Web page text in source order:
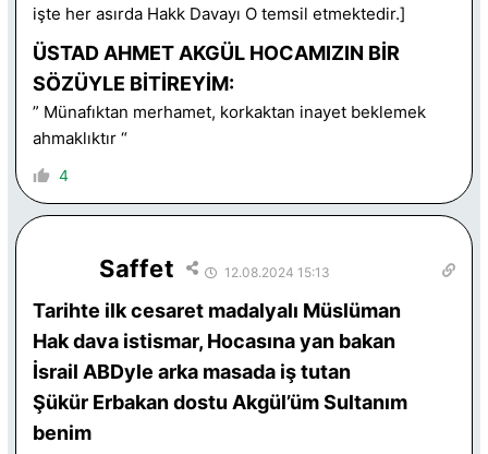
işte her asırda Hakk Davayı O temsil etmektedir.]
ÜSTAD AHMET AKGÜL HOCAMIZIN BİR
SÖZÜYLE BİTİREYİM:
” Münafıktan merhamet, korkaktan inayet beklemek
ahmaklıktır “
4
Saffet 12.08.2024 15:13
Tarihte ilk cesaret madalyalı Müslüman
Hak dava istismar, Hocasına yan bakan
İsrail ABDyle arka masada iş tutan
Şükür Erbakan dostu Akgül’üm Sultanım
benim